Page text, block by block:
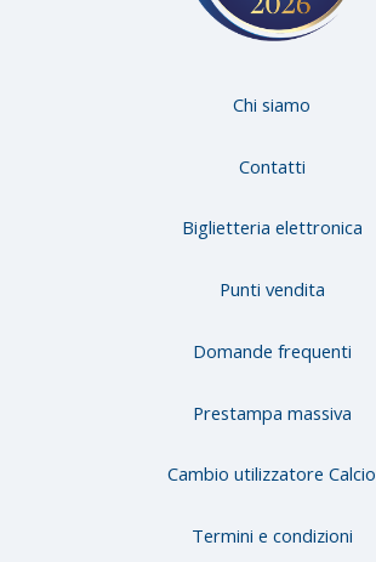
Chi siamo
Contatti
Biglietteria elettronica
Punti vendita
Domande frequenti
Prestampa massiva
Cambio utilizzatore Calcio
Termini e condizioni